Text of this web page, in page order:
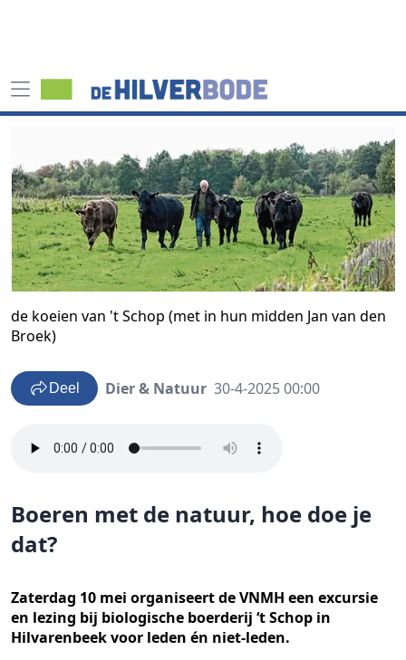
de koeien van 't Schop (met in hun midden Jan van den
Broek)
Deel Dier & Natuur 30-4-2025 00:00
Boeren met de natuur, hoe doe je
dat?
Zaterdag 10 mei organiseert de VNMH een excursie
en lezing bij biologische boerderij ‘t Schop in
Hilvarenbeek voor leden én niet-leden.